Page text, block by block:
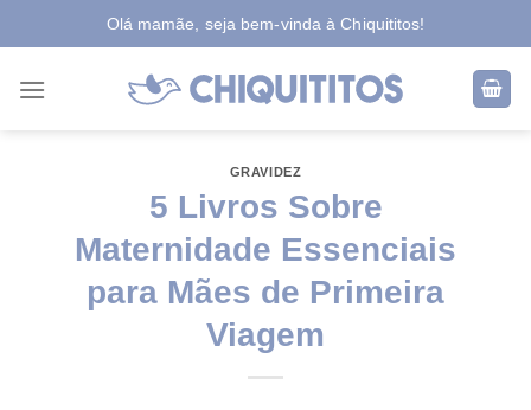
to
Olá mamãe, seja bem-vinda à Chiquititos!
GRAVIDEZ
5 Livros Sobre
Maternidade Essenciais
para Mães de Primeira
Viagem